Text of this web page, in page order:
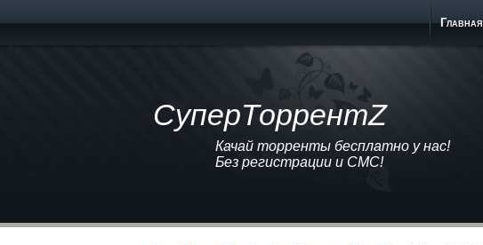
СуперТоррентZ
Качай торренты бесплатно у нас!
Без регистрации и СМС!
Главная